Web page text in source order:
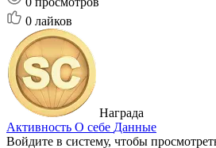
0 лайков
Награда
Активность О себе Данные
Войдите в систему, чтобы